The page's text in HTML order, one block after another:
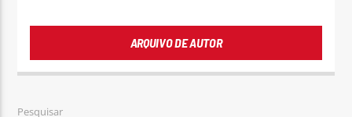
ARQUIVO DE AUTOR
Pesquisar